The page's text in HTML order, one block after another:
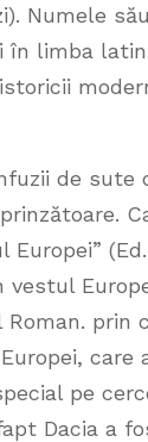
Numele
în limba
de
vestul
prin
pe
Dacia a